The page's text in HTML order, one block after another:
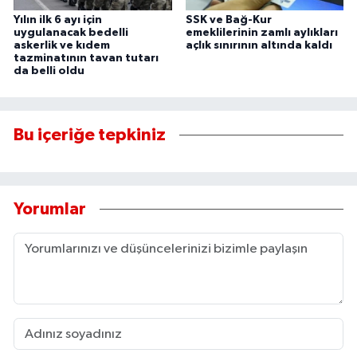
Yılın ilk 6 ayı için
uygulanacak bedelli
askerlik ve kıdem
tazminatının tavan tutarı
da belli oldu
SSK ve Bağ-Kur
emeklilerinin zamlı aylıkları
açlık sınırının altında kaldı
Bu içeriğe tepkiniz
Yorumlar